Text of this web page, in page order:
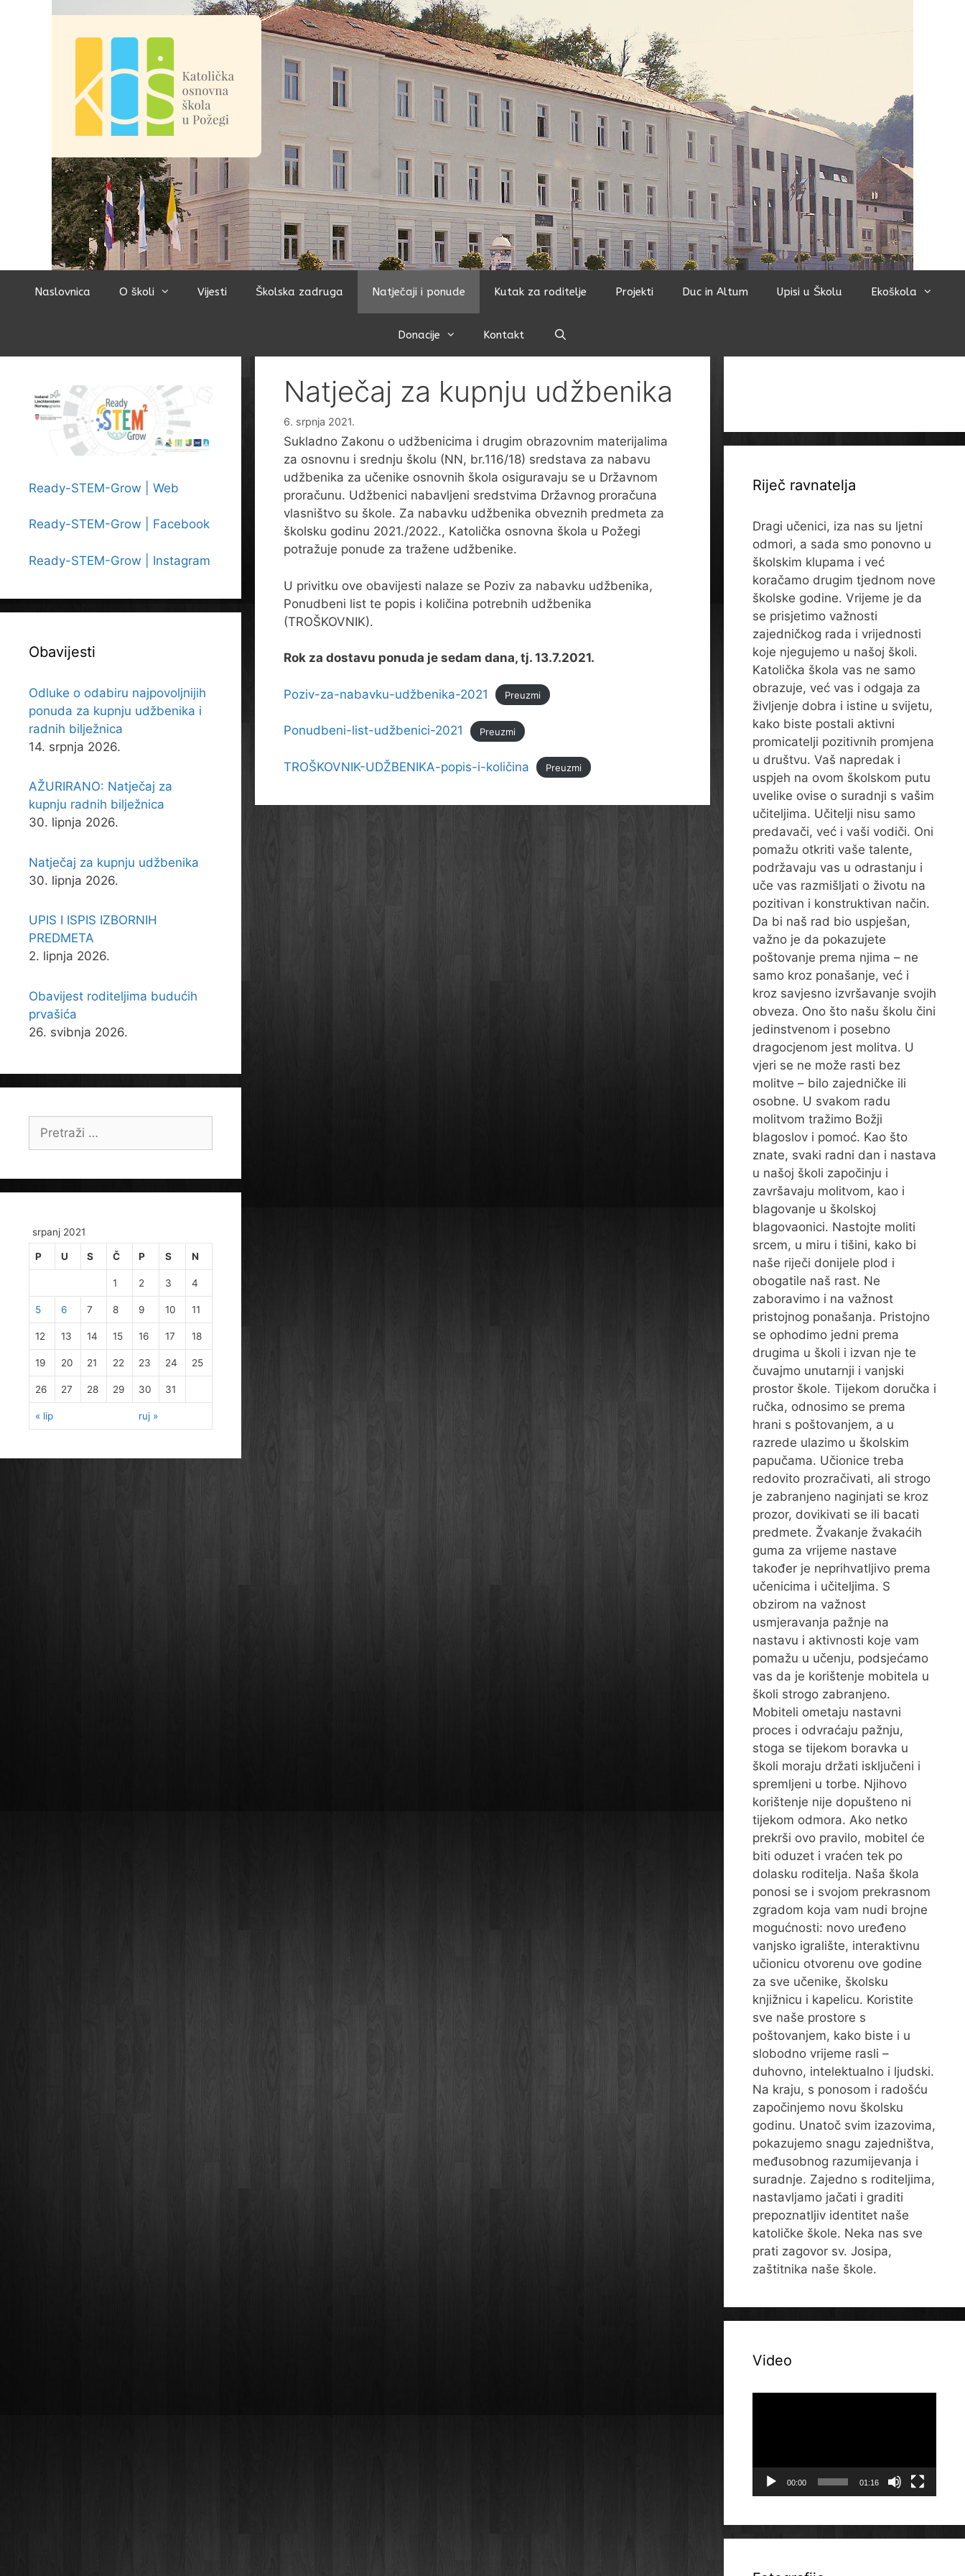
Naslovnica O školi Vijesti Školska zadruga Natječaji i ponude Kutak za roditelje Projekti Duc in Altum Upisi u Školu Ekoškola
Donacije Kontakt
Natječaj za kupnju udžbenika
6. srpnja 2021.
Sukladno Zakonu o udžbenicima i drugim obrazovnim materijalima
za osnovnu i srednju školu (NN, br.116/18) sredstava za nabavu
udžbenika za učenike osnovnih škola osiguravaju se u Državnom
proračunu. Udžbenici nabavljeni sredstvima Državnog proračuna
vlasništvo su škole. Za nabavku udžbenika obveznih predmeta za
školsku godinu 2021./2022., Katolička osnovna škola u Požegi
potražuje ponude za tražene udžbenike.
U privitku ove obavijesti nalaze se Poziv za nabavku udžbenika,
Ponudbeni list te popis i količina potrebnih udžbenika
(TROŠKOVNIK).
Rok za dostavu ponuda je sedam dana, tj. 13.7.2021.
Poziv-za-nabavku-udžbenika-2021 Preuzmi
Ponudbeni-list-udžbenici-2021 Preuzmi
TROŠKOVNIK-UDŽBENIKA-popis-i-količina Preuzmi
Ready-STEM-Grow | Web
Ready-STEM-Grow | Facebook
Ready-STEM-Grow | Instagram
Obavijesti
Odluke o odabiru najpovoljnijih
ponuda za kupnju udžbenika i
radnih bilježnica
14. srpnja 2026.
AŽURIRANO: Natječaj za
kupnju radnih bilježnica
30. lipnja 2026.
Natječaj za kupnju udžbenika
30. lipnja 2026.
UPIS I ISPIS IZBORNIH
PREDMETA
2. lipnja 2026.
Obavijest roditeljima budućih
prvašića
26. svibnja 2026.
srpanj 2021
P U S Č P S N
« lip ruj »
1 2 3 4
5 6 7 8 9 10 11
12 13 14 15 16 17 18
19 20 21 22 23 24 25
26 27 28 29 30 31
Riječ ravnatelja
Dragi učenici, iza nas su ljetni
odmori, a sada smo ponovno u
školskim klupama i već
koračamo drugim tjednom nove
školske godine. Vrijeme je da
se prisjetimo važnosti
zajedničkog rada i vrijednosti
koje njegujemo u našoj školi.
Katolička škola vas ne samo
obrazuje, već vas i odgaja za
življenje dobra i istine u svijetu,
kako biste postali aktivni
promicatelji pozitivnih promjena
u društvu. Vaš napredak i
uspjeh na ovom školskom putu
uvelike ovise o suradnji s vašim
učiteljima. Učitelji nisu samo
predavači, već i vaši vodiči. Oni
pomažu otkriti vaše talente,
podržavaju vas u odrastanju i
uče vas razmišljati o životu na
pozitivan i konstruktivan način.
Da bi naš rad bio uspješan,
važno je da pokazujete
poštovanje prema njima – ne
samo kroz ponašanje, već i
kroz savjesno izvršavanje svojih
obveza. Ono što našu školu čini
jedinstvenom i posebno
dragocjenom jest molitva. U
vjeri se ne može rasti bez
molitve – bilo zajedničke ili
osobne. U svakom radu
molitvom tražimo Božji
blagoslov i pomoć. Kao što
znate, svaki radni dan i nastava
u našoj školi započinju i
završavaju molitvom, kao i
blagovanje u školskoj
blagovaonici. Nastojte moliti
srcem, u miru i tišini, kako bi
naše riječi donijele plod i
obogatile naš rast. Ne
zaboravimo i na važnost
pristojnog ponašanja. Pristojno
se ophodimo jedni prema
drugima u školi i izvan nje te
čuvajmo unutarnji i vanjski
prostor škole. Tijekom doručka i
ručka, odnosimo se prema
hrani s poštovanjem, a u
razrede ulazimo u školskim
papučama. Učionice treba
redovito prozračivati, ali strogo
je zabranjeno naginjati se kroz
prozor, dovikivati se ili bacati
predmete. Žvakanje žvakaćih
guma za vrijeme nastave
također je neprihvatljivo prema
učenicima i učiteljima. S
obzirom na važnost
usmjeravanja pažnje na
nastavu i aktivnosti koje vam
pomažu u učenju, podsjećamo
vas da je korištenje mobitela u
školi strogo zabranjeno.
Mobiteli ometaju nastavni
proces i odvraćaju pažnju,
stoga se tijekom boravka u
školi moraju držati isključeni i
spremljeni u torbe. Njihovo
korištenje nije dopušteno ni
tijekom odmora. Ako netko
prekrši ovo pravilo, mobitel će
biti oduzet i vraćen tek po
dolasku roditelja. Naša škola
ponosi se i svojom prekrasnom
zgradom koja vam nudi brojne
mogućnosti: novo uređeno
vanjsko igralište, interaktivnu
učionicu otvorenu ove godine
za sve učenike, školsku
knjižnicu i kapelicu. Koristite
sve naše prostore s
poštovanjem, kako biste i u
slobodno vrijeme rasli –
duhovno, intelektualno i ljudski.
Na kraju, s ponosom i radošću
započinjemo novu školsku
godinu. Unatoč svim izazovima,
pokazujemo snagu zajedništva,
međusobnog razumijevanja i
suradnje. Zajedno s roditeljima,
nastavljamo jačati i graditi
prepoznatljiv identitet naše
katoličke škole. Neka nas sve
prati zagovor sv. Josipa,
zaštitnika naše škole.
Video
00:00 01:16